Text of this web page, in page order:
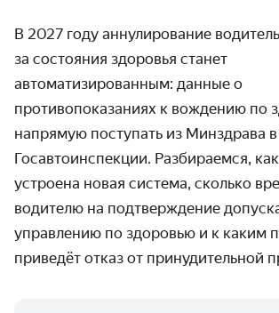
В 2027 году аннулирование
за состояния здоровья станет
автоматизированным: данные о
противопоказаниях к вождению по
напрямую поступать из Минздрава
Госавтоинспекции. Разбираемся,
устроена новая система, сколько
водителю на подтверждение
управлению по здоровью и к каким
приведёт отказ от принудительной